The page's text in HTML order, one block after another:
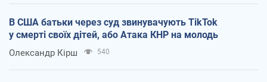
В США батьки через суд звинувачують TikTok
у смерті своїх дітей, або Атака КНР на молодь
Олександр Кірш 540